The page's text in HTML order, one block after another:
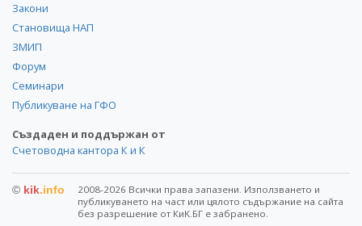
Закони
Становища НАП
ЗМИП
Форум
Семинари
Публикуване на ГФО
Създаден и поддържан от
Счетоводна кантора К и К
© kik.info
2008-2026 Всички права запазени. Използването и
публикуването на част или цялото съдържание на сайта
без разрешение от КиK.БГ е забранено.